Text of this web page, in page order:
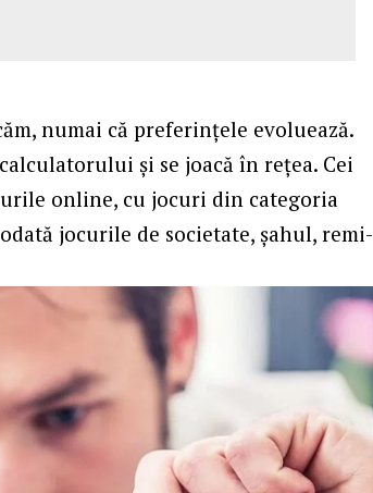
numai că preferințele evoluează.
și se joacă în rețea. Cei
online, cu jocuri din categoria
jocurile de societate, șahul, remi-